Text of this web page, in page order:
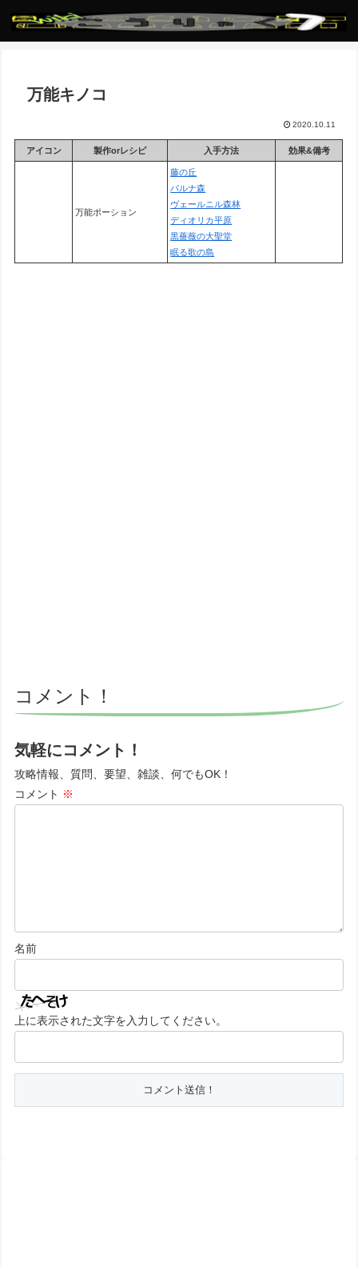
万能キノコ
2020.10.11
アイコン 製作orレシピ 入手方法 効果&備考
万能ポーション
藤の丘
パルナ森
ヴェールニル森林
ディオリカ平原
黒薔薇の大聖堂
眠る歌の島
コメント！
気軽にコメント！
攻略情報、質問、要望、雑談、何でもOK！
コメント ※
名前
上に表示された文字を入力してください。